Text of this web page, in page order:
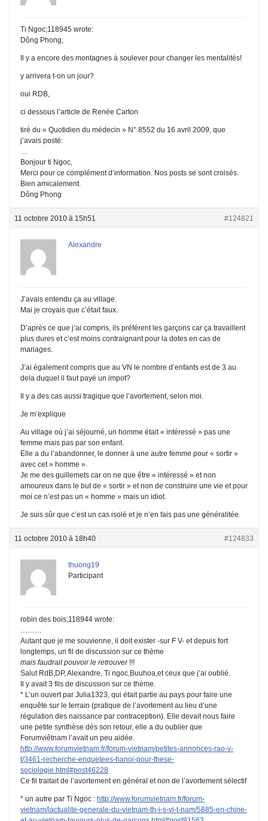
Ti Ngoc;118945 wrote:
Dông Phong,
Il y a encore des montagnes à soulever pour changer les mentalités!
y arrivera t-on un jour?
oui RDB,
ci dessous l’article de Renée Carton
tiré du « Quotidien du médecin » N° 8552 du 16 avril 2009, que
j’avais posté:
…
Bonjour ti Ngoc,
Merci pour ce complément d’information. Nos posts se sont croisés.
Bien amicalement.
Dông Phong
11 octobre 2010 à 15h51 #124821
Alexandre
J’avais entendu ça au village.
Mai je croyais que c’était faux.
D’après ce que j’ai compris, ils préférent les garçons car ça travaillent
plus dures et c’est moins contraignant pour la dotes en cas de
mariages.
J’ai également compris que au VN le nombre d’enfants est de 3 au
dela duquel il faut payé un impot?
Il y a des cas aussi tragique que l’avortement, selon moi.
Je m’explique
Au village où j’ai séjourné, un homme était « intéressé » pas une
femme mais pas par son enfant.
Elle a du l’abandonner, le donner à une autre femme pour « sortir »
avec cet » homme ».
Je me des guillemets car on ne que être « intéressé » et non
amoureux dans le but de « sortir » et non de construire une vie et pour
moi ce n’est pas un « homme » mais un idiot.
Je suis sûr que c’est un cas isolé et je n’en fais pas une généralitée.
11 octobre 2010 à 18h40 #124833
thuong19
Participant
robin des bois;118944 wrote:
………
Autant que je me souvienne, il doit exister -sur F V- et depuis fort
longtemps, un fil de discussion sur ce thème
mais faudrait pouvoir le retrouver !!!
Salut RdB,DP, Alexandre, Ti ngoc,Buuhoa,et ceux que j’ai oublié.
Il y avait 3 fils de discussion sur ce thème.
* L’un ouvert par Julia1323, qui était partie au pays pour faire une
enquête sur le terrain (pratique de l’avortement au lieu d’une
régulation des naissance par contraception). Elle devait nous faire
une petite synthèse dès son retour, elle a du oublier que
Forumviêtnam l’avait un peu aidée.
http://www.forumvietnam.fr/forum-vietnam/petites-annonces-rao-v-
t/3461-recherche-enquetees-hanoi-pour-these-
sociologie.html#post46228
Ce fil traitait de l’avortement en général et non de l’avortement sélectif
* un autre par Ti Ngoc : http://www.forumvietnam.fr/forum-
vietnam/lactualite-generale-du-vietnam-th-i-s-vi-t-nam/5885-en-chine-